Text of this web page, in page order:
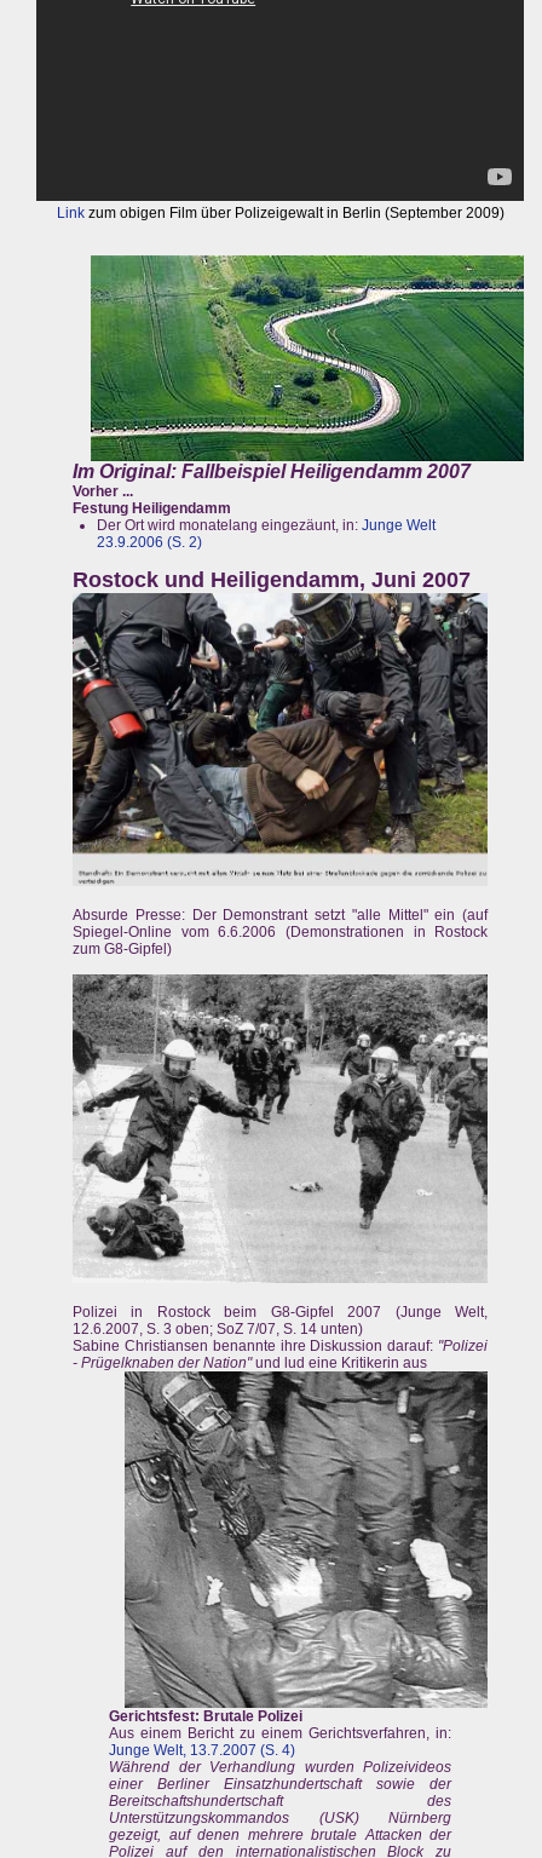
Linkzum obigen Film über Polizeigewalt in Berlin (September 2009)
Im Original: Fallbeispiel Heiligendamm 2007
Vorher ...
Festung Heiligendamm
Der Ort wird monatelang eingezäunt, in: Junge Welt
23.9.2006 (S. 2)
Rostock und Heiligendamm, Juni 2007
Absurde Presse: Der Demonstrant setzt "alle Mittel" ein (auf
Spiegel-Online vom 6.6.2006 (Demonstrationen in Rostock
zum G8-Gipfel)
Polizei in Rostock beim G8-Gipfel 2007 (Junge Welt,
12.6.2007, S. 3 oben; SoZ 7/07, S. 14 unten)
Sabine Christiansen benannte ihre Diskussion darauf: "Polizei
- Prügelknaben der Nation"und lud eine Kritikerin aus
Gerichtsfest: Brutale Polizei
Aus einem Bericht zu einem Gerichtsverfahren, in:
Junge Welt, 13.7.2007 (S. 4)
Während der Verhandlung wurden Polizeivideos
einer Berliner Einsatzhundertschaft sowie der
Bereitschaftshundertschaft des
Unterstützungskommandos (USK) Nürnberg
gezeigt, auf denen mehrere brutale Attacken der
Polizei auf den internationalistischen Block zu